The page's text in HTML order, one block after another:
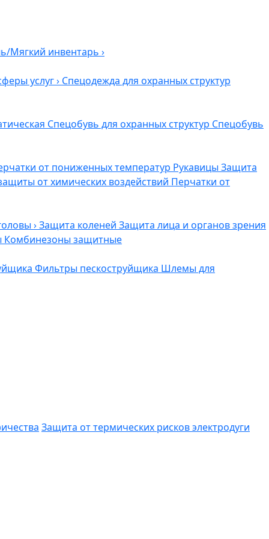
Мягкий инвентарь ›
услуг› Спецодежда для охранных структур
Спецобувь для охранных структур Спецобувь
от пониженных температур Рукавицы Защита
от химических воздействий Перчатки от
›Защита коленей Защита лица и органов зрения
Комбинезоны защитные
Фильтры пескоструйщика Шлемы для
Защита от термических рисков электродуги